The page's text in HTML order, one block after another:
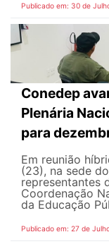
Publicado em: 30 de
Conedep
Plenária
para
Em reunião
(23), na sede
representantes
Coordenação
da Educação
Publicado em: 27 de